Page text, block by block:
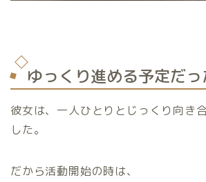
ゆっくり進める予定だ
彼女は、一人ひとりとじっくり向き
した。
だから活動開始の時は、